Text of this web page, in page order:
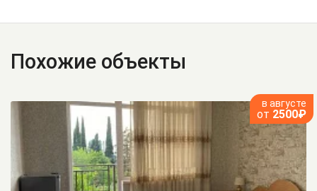
Похожие объекты
в августе
от 2500₽